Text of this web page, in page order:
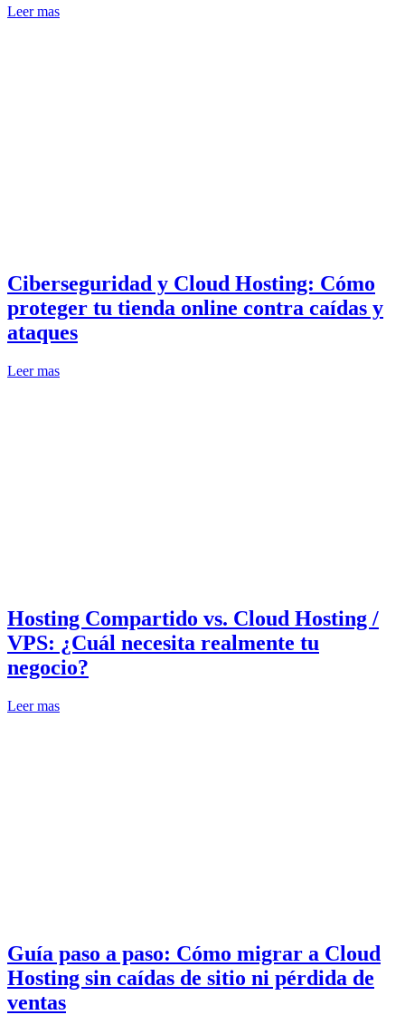
Leer mas
Ciberseguridad y Cloud Hosting: Cómo
proteger tu tienda online contra caídas y
ataques
Leer mas
Hosting Compartido vs. Cloud Hosting /
VPS: ¿Cuál necesita realmente tu
negocio?
Leer mas
Guía paso a paso: Cómo migrar a Cloud
Hosting sin caídas de sitio ni pérdida de
ventas